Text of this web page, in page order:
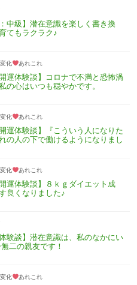
中級】潜在意識を楽しく書き換
てもラクラク♪
化 あれこれ
運体験談】コロナで不満と恐怖渦
の心はいつも穏やかです。
化 あれこれ
運体験談】『こういう人になりた
の人の下で働けるようになりまし
化 あれこれ
運体験談】８ｋｇダイエット成
良くなりました♪
験談】潜在意識は、私のなかにい
二の親友です！
化 あれこれ